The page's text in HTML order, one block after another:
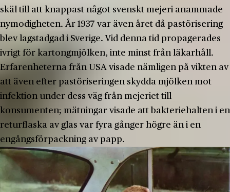
skäl till att knappast något svenskt mejeri anammade
nymodigheten. År 1937 var även året då pastörisering
blev lagstadgad i Sverige. Vid denna tid propagerades
ivrigt för kartongmjölken, inte minst från läkarhåll.
Erfarenheterna från USA visade nämligen på vikten av
att även efter pastöriseringen skydda mjölken mot
infektion under dess väg från mejeriet till
konsumenten; mätningar visade att bakteriehalten i en
returflaska av glas var fyra gånger högre än i en
engångsförpackning av papp.